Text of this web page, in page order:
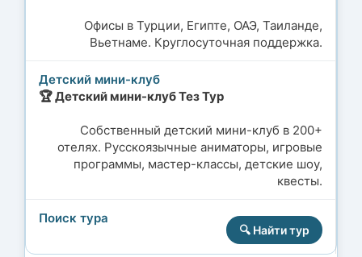
Офисы в Турции, Египте, ОАЭ, Таиланде,
Вьетнаме. Круглосуточная поддержка.
🏆 Детский мини-клуб Тез Тур
Собственный детский мини-клуб в 200+
отелях. Русскоязычные аниматоры, игровые
программы, мастер-классы, детские шоу,
квесты.
🔍 Найти тур